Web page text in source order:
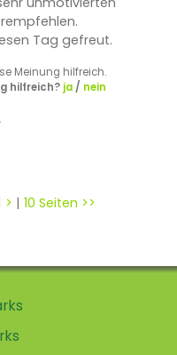
Tag gefreut.
Meinung hilfreich.
hilfreich? ja/ nein
> | 10 Seiten >>